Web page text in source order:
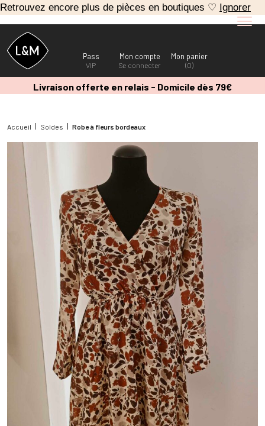
Retrouvez encore plus de pièces en boutiques ♡ Ignorer
Pass
VIP
Mon compte
Se connecter
Mon panier
(0)
Livraison offerte en relais - Domicile dès 79€
Accueil Soldes Robe à fleurs bordeaux